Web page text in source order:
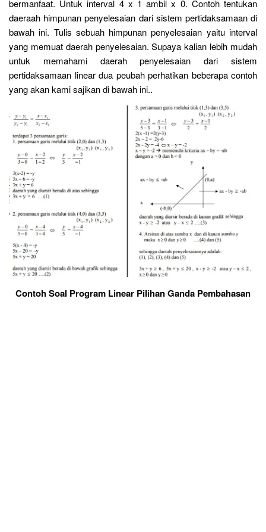
bermanfaat. Untuk interval 4 x 1 ambil x 0. Contoh tentukan
daeraah himpunan penyelesaian dari sistem pertidaksamaan di
bawah ini. Tulis sebuah himpunan penyelesaian yaitu interval
yang memuat daerah penyelesaian. Supaya kalian lebih mudah
untuk memahami daerah penyelesaian dari sistem
pertidaksamaan linear dua peubah perhatikan beberapa contoh
yang akan kami sajikan di bawah ini..
Contoh Soal Program Linear Pilihan Ganda Pembahasan